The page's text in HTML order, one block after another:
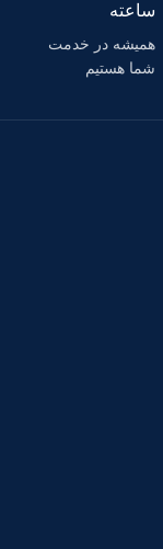
ساعته
همیشه در خدمت
شما هستیم